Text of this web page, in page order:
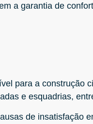
a garantia de
para a construção
e esquadrias,
de insatisfação